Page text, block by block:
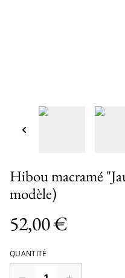
Hibou macramé
modèle)
52,00 €
QUANTITÉ